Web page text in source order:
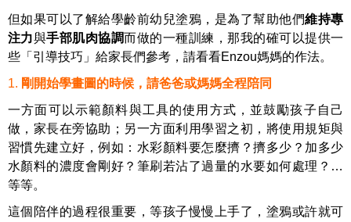
但如果可以了解給學齡前幼兒塗鴉，是為了幫助他們維持專
注力與手部肌肉協調而做的一種訓練，那我的確可以提供一
些「引導技巧」給家長們參考，請看看Enzou媽媽的作法。
1. 剛開始學畫圖的時候，請爸爸或媽媽全程陪同
一方面可以示範顏料與工具的使用方式，並鼓勵孩子自己
做，家長在旁協助；另一方面利用學習之初，將使用規矩與
習慣先建立好，例如：水彩顏料要怎麼擠？擠多少？加多少
水顏料的濃度會剛好？筆刷若沾了過量的水要如何處理？ …
等等。
這個陪伴的過程很重要，等孩子慢慢上手了，塗鴉或許就可